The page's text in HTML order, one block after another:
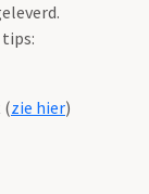
(zie hier)